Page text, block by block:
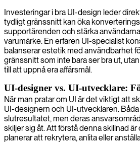
Investeringar i bra UI-design leder
tydligt gränssnitt kan öka
supportärenden och stärka
varumärke. En erfaren UI-specialist
balanserar estetik med användbarhet
gränssnitt som inte bara ser bra ut,
till att uppnå era affärsmål.
UI-designer vs. UI-utvecklare:
När man pratar om UI är det viktigt att
UI-designern och UI-utvecklaren.
slutresultatet, men deras
skiljer sig åt. Att förstå denna skillnad
planerar att rekrytera, anlita eller